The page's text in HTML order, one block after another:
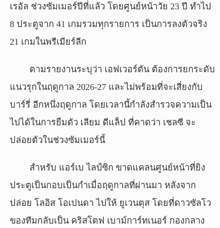
เรอัล ช่วงซัมเมอร์ปีที่แล้ว โดยศูนย์หน้าวัย 23 ปี ทำไป
8 ประตูจาก 41 เกมรวมทุกรายการ เป็นการลงตัวจริง
21 เกมในพรีเมียร์ลีก
ตามรายงานระบุว่า เอฟเวอร์ตัน ต้องการยกระดับ
แนวรุกในฤดูกาล 2026-27 และไม่พร้อมที่จะเสี่ยงกับ
บาร์รี่ อีกหนึ่งฤดูกาล โดยเวลานี้กำลังสำรวจความเป็น
ไปได้ในการยืมตัว เลียม ดีแล็ป ที่คาดว่า เชลซี จะ
ปล่อยตัวในช่วงซัมเมอร์นี้
สำหรับ แอร์เบ ไลป์ซิก ขาดแคลนศูนย์หน้าที่ยิง
ประตูเป็นกอบเป็นกำเมื่อฤดูกาลที่ผ่านมา หลังจาก
ปล่อย โลอิส โอเปนดา ไปให้ ยูเวนตุส โดยที่ดาวซัลโว
ของทีมกลับเป็น คริสโตฟ เบาม์การ์ทเนอร์ กองกลาง